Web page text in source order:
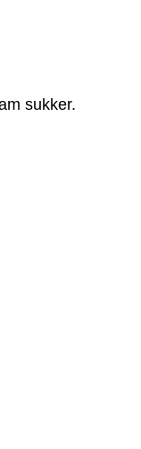
sukker.